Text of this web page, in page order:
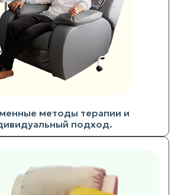
методы терапии и
подход.